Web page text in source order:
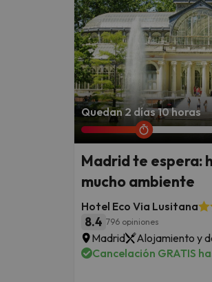
Quedan 2 días 10 horas
Madrid te espera:
mucho ambiente
Hotel Eco Via Lusitana
8.4 796 opiniones
Madrid
Alojamiento y
Cancelación GRATIS